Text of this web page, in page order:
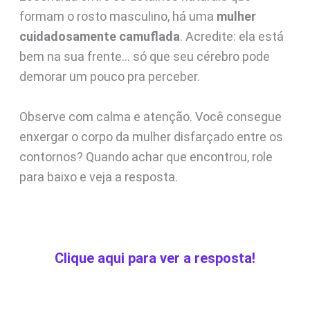
formam o rosto masculino, há uma mulher
cuidadosamente camuflada. Acredite: ela está
bem na sua frente… só que seu cérebro pode
demorar um pouco pra perceber.
Observe com calma e atenção. Você consegue
enxergar o corpo da mulher disfarçado entre os
contornos? Quando achar que encontrou, role
para baixo e veja a resposta.
Clique aqui para ver a resposta!